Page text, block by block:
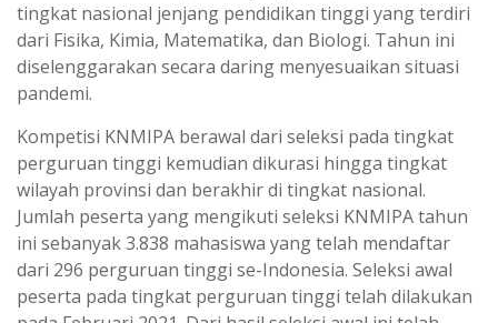
tingkat nasional jenjang pendidikan tinggi yang terdiri
dari Fisika, Kimia, Matematika, dan Biologi. Tahun ini
diselenggarakan secara daring menyesuaikan situasi
pandemi.
Kompetisi KNMIPA berawal dari seleksi pada tingkat
perguruan tinggi kemudian dikurasi hingga tingkat
wilayah provinsi dan berakhir di tingkat nasional.
Jumlah peserta yang mengikuti seleksi KNMIPA tahun
ini sebanyak 3.838 mahasiswa yang telah mendaftar
dari 296 perguruan tinggi se-Indonesia. Seleksi awal
peserta pada tingkat perguruan tinggi telah dilakukan